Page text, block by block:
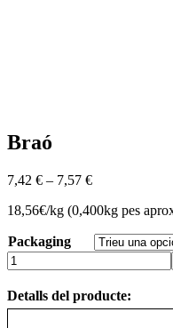
Braó
7,42 € – 7,57 €
18,56€/kg (0,400kg pes
Packaging
Detalls del producte: